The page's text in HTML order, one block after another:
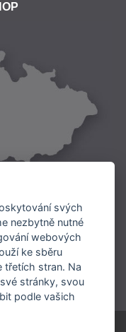
svých
nezbytně nutné
webových
ke sběru
třetích stran. Na
stránky, svou
podle vašich